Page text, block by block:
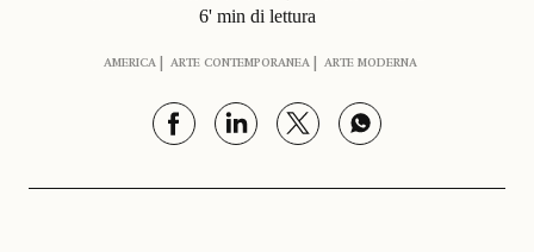
6' min di lettura
AMERICA ARTE CONTEMPORANEA ARTE MODERNA